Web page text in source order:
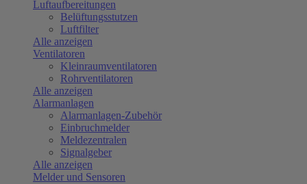
Luftaufbereitungen
Belüftungsstutzen
Luftfilter
Alle anzeigen
Ventilatoren
Kleinraumventilatoren
Rohrventilatoren
Alle anzeigen
Alarmanlagen
Alarmanlagen-Zubehör
Einbruchmelder
Meldezentralen
Signalgeber
Alle anzeigen
Melder und Sensoren